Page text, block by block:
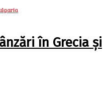
în Grecia și